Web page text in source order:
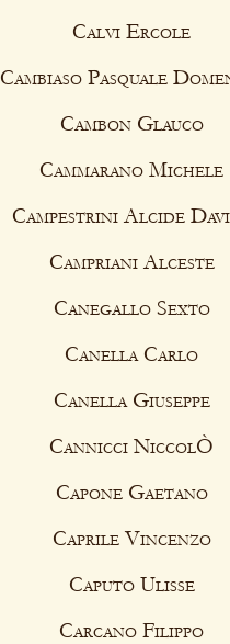
Calvi Ercole
Cambiaso Pasquale
Cambon Glauco
Cammarano Michele
Campestrini Alcide
Campriani Alceste
Canegallo Sexto
Canella Carlo
Canella Giuseppe
Cannicci NiccolÒ
Capone Gaetano
Caprile Vincenzo
Caputo Ulisse
Carcano Filippo